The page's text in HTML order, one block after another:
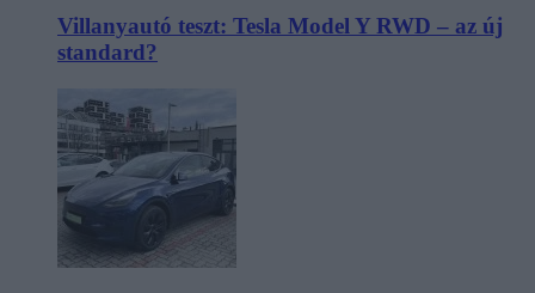
Villanyautó teszt: Tesla Model Y RWD – az új
standard?